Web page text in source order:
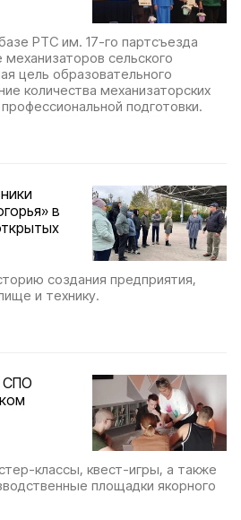
РТС им. 17-го партсъезда
сельского
цель образовательного
количества механизаторских
подготовки.
в
создания предприятия,
и технику.
СПО
классы, квест-игры, а также
площадки якорного